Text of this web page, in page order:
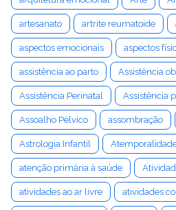
artesanato artrite reumatoide
aspectos emocionais aspectos
assistência ao parto Assistência
Assistência Perinatal Assistência
Assoalho Pélvico assombração
Astrologia Infantil
atenção primária à saúde
atividades ao ar livre atividades